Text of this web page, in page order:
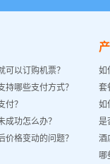
可以订购机票？
持哪些支付方式？
付？
成功怎么办？
价格变动的问题？
如
套
如
是
酒
哪